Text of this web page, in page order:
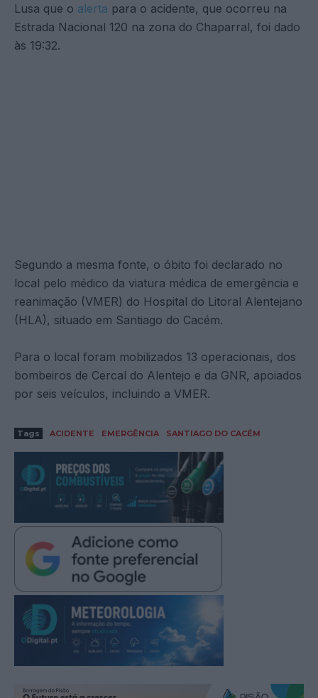
Lusa que o alerta para o acidente, que ocorreu na
Estrada Nacional 120 na zona do Chaparral, foi dado
às 19:32.
Segundo a mesma fonte, o óbito foi declarado no
local pelo médico da viatura médica de emergência e
reanimação (VMER) do Hospital do Litoral Alentejano
(HLA), situado em Santiago do Cacém.
Para o local foram mobilizados 13 operacionais, dos
bombeiros de Cercal do Alentejo e da GNR, apoiados
por seis veículos, incluindo a VMER.
Tags ACIDENTE EMERGÊNCIA SANTIAGO DO CACÉM